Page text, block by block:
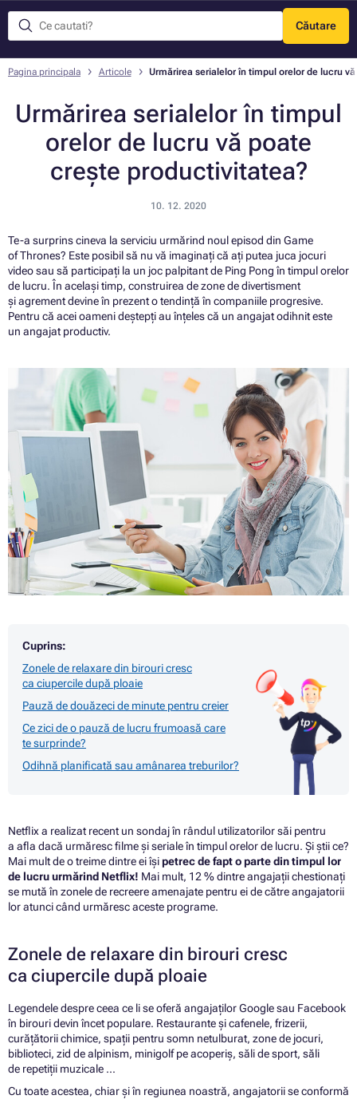
Căutare
Meniu
Pagina principala Articole Urmărirea serialelor în timpul orelor de lucru
Urmărirea serialelor în timpul
orelor de lucru vă poate
crește productivitatea?
10. 12. 2020
Te-a surprins cineva la serviciu urmărind noul episod din Game
of Thrones? Este posibil să nu vă imaginați că ați putea juca jocuri
video sau să participați la un joc palpitant de Ping Pong în timpul orelor
de lucru. În același timp, construirea de zone de divertisment
și agrement devine în prezent o tendință în companiile progresive.
Pentru că acei oameni deștepți au înțeles că un angajat odihnit este
un angajat productiv.
Cuprins:
Zonele de relaxare din birouri cresc
ca ciupercile după ploaie
Pauză de douăzeci de minute pentru creier
Ce zici de o pauză de lucru frumoasă care
te surprinde?
Odihnă planificată sau amânarea treburilor?
Netflix a realizat recent un sondaj în rândul utilizatorilor săi pentru
a afla dacă urmăresc filme și seriale în timpul orelor de lucru. Și știi ce?
Mai mult de o treime dintre ei îșipetrec de fapt o parte din timpul lor
de lucru urmărind Netflix! Mai mult, 12 % dintre angajații chestionați
se mută în zonele de recreere amenajate pentru ei de către angajatorii
lor atunci când urmăresc aceste programe.
Zonele de relaxare din birouri cresc
ca ciupercile după ploaie
Legendele despre ceea ce li se oferă angajaților Google sau Facebook
în birouri devin încet populare. Restaurante și cafenele, frizerii,
curățătorii chimice, spații pentru somn netulburat, zone de jocuri,
biblioteci, zid de alpinism, minigolf pe acoperiș, săli de sport, săli
de repetiții muzicale ...
Cu toate acestea, chiar și în regiunea noastră, angajatorii se conformă